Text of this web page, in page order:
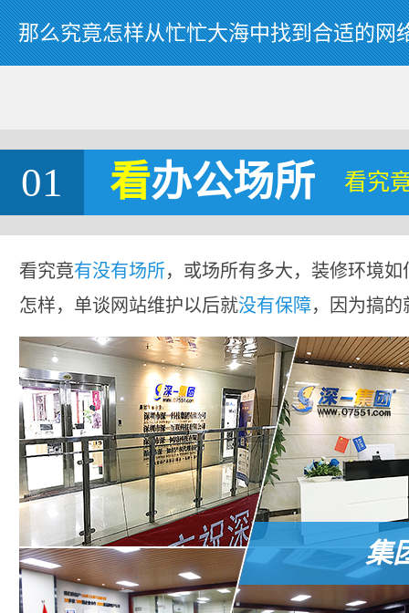
那么究竟怎样从忙忙大海中找到合适的网
01 看办公场所 看究
看究竟有没有场所，或场所有多大，装修环境
怎样，单谈网站维护以后就没有保障，因为搞
集